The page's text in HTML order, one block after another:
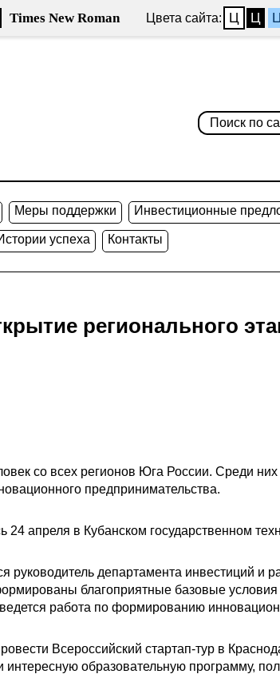
Times New Roman Цвета сайта: Ц Ц
Меры поддержки Инвестиционные
успеха Контакты
регионального
со всех регионов Юга России. Среди
предпринимательства.
апреля в Кубанском государственном
руководитель департамента инвестиций и
благоприятные базовые условия
работа по формированию
Всероссийский стартап-тур в
интересную образовательную программу,